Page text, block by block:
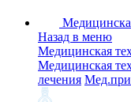
Назад в меню
Медицинская
Медицинская
лечения